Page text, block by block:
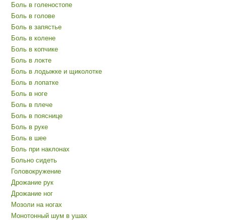
Боль в голеностопе
Боль в голове
Боль в запястье
Боль в колене
Боль в копчике
Боль в локте
Боль в лодыжке и щиколотке
Боль в лопатке
Боль в ноге
Боль в плече
Боль в пояснице
Боль в руке
Боль в шее
Боль при наклонах
Больно сидеть
Головокружение
Дрожание рук
Дрожание ног
Мозоли на ногах
Монотонный шум в ушах